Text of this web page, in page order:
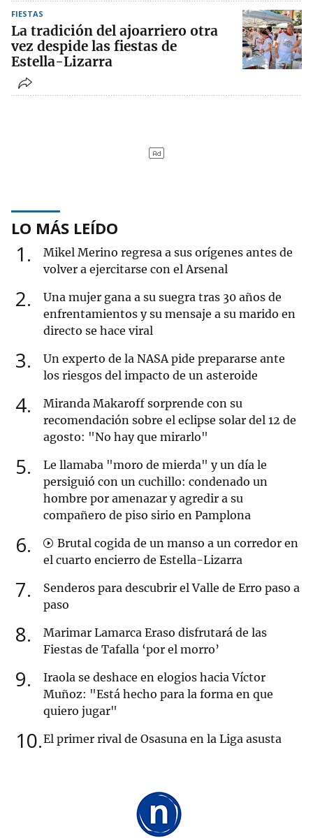
FIESTAS
La tradición del ajoarriero otra
vez despide las fiestas de
Estella-Lizarra
LO MÁS LEÍDO
1
Mikel Merino regresa a sus orígenes antes de
volver a ejercitarse con el Arsenal
2
Una mujer gana a su suegra tras 30 años de
enfrentamientos y su mensaje a su marido en
directo se hace viral
3
Un experto de la NASA pide prepararse ante
los riesgos del impacto de un asteroide
4
Miranda Makaroff sorprende con su
recomendación sobre el eclipse solar del 12 de
agosto: "No hay que mirarlo"
5
Le llamaba "moro de mierda" y un día le
persiguió con un cuchillo: condenado un
hombre por amenazar y agredir a su
compañero de piso sirio en Pamplona
6
Brutal cogida de un manso a un corredor en
el cuarto encierro de Estella-Lizarra
7
Senderos para descubrir el Valle de Erro paso a
paso
8
Marimar Lamarca Eraso disfrutará de las
Fiestas de Tafalla ‘por el morro’
9
Iraola se deshace en elogios hacia Víctor
Muñoz: "Está hecho para la forma en que
quiero jugar"
10 El primer rival de Osasuna en la Liga asusta